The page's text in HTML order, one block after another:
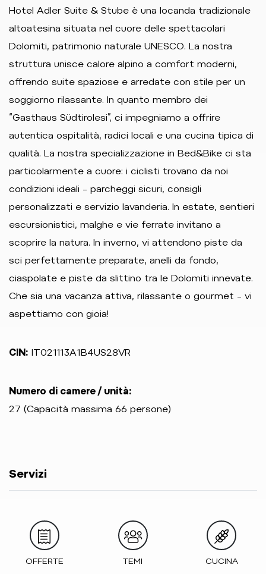
Hotel Adler Suite & Stube è una locanda tradizionale
altoatesina situata nel cuore delle spettacolari
Dolomiti, patrimonio naturale UNESCO. La nostra
struttura unisce calore alpino a comfort moderni,
offrendo suite spaziose e arredate con stile per un
soggiorno rilassante. In quanto membro dei
“Gasthaus Südtirolesi”, ci impegniamo a offrire
autentica ospitalità, radici locali e una cucina tipica di
qualità. La nostra specializzazione in Bed&Bike ci sta
particolarmente a cuore: i ciclisti trovano da noi
condizioni ideali – parcheggi sicuri, consigli
personalizzati e servizio lavanderia. In estate, sentieri
escursionistici, malghe e vie ferrate invitano a
scoprire la natura. In inverno, vi attendono piste da
sci perfettamente preparate, anelli da fondo,
ciaspolate e piste da slittino tra le Dolomiti innevate.
Che sia una vacanza attiva, rilassante o gourmet – vi
aspettiamo con gioia!
CIN: IT021113A1B4US28VR
Numero di camere / unità:
27 (Capacità massima 66 persone)
Servizi
OFFERTE TEMI CUCINA